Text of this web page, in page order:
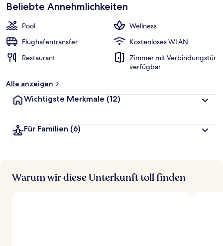
Beliebte Annehmlichkeiten
Pool
Wellness
Flughafentransfer
Kostenloses WLAN
Restaurant
Zimmer mit Verbindungstür
verfügbar
Alle anzeigen
Wichtigste Merkmale (12)
Für Familien (6)
Warum wir diese Unterkunft toll finden